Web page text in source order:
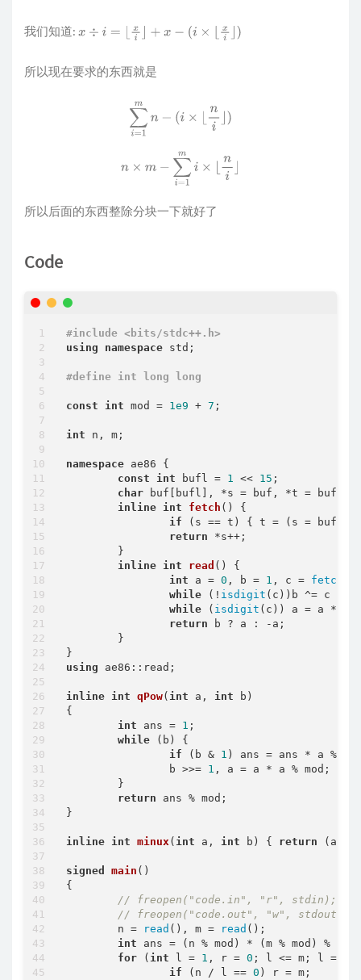
我们知道: x÷ i= ⌊x i⌋ +x−(i ×⌊xi⌋ )
所以现在要求的东西就是
∑i =1 n−( i×⌊ n i⌋
n ×m =1m i× ⌊ i ⌋
所以后面的东西整除分块一下就好了
Code
#include <bits/stdc++.h>
using
namespace std;
#define int long long
const int mod = 1e9 + 7 ;
int n, m;
namespace ae86 {
const
int bufl = 1 << 15 ;
char buf[bufl], *s = buf, *t = buf;
inline int fetch ()
{
if (s == t) { t = (s = buf)
return *s++;
inline int read ()
{
int a = 0 , b = 1 , c = fetch
while (! isdigit (c))b ^= c ==
while ( isdigit (c)) a = a *
return b ? a : -a;
using ae86::read;
inline int qPow( int a, int b)
{
int ans = 1 ;
while (b) {
if (b & 1 ) ans = ans * a %
		b >>=
1 , a = a * a % mod;
return ans % mod;
}
inline int minux( int a, int b) { return (a -
signed main ()
{
// freopen("code.in", "r", stdin);
// freopen("code.out", "w", stdout);
	n =
read (), m = read ();
int ans = (n % mod) * (m % mod) %
for ( int l = 1 , r = 0 ; l <= m; l = r
if (n / l == 0 ) r = m;